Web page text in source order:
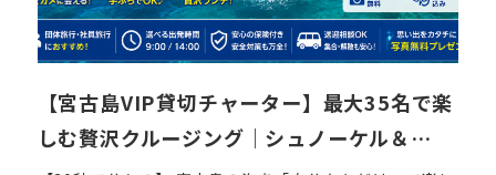
【宮古島VIP貸切チャーター】最大35名で楽
しむ贅沢クルージング｜シュノーケル＆…